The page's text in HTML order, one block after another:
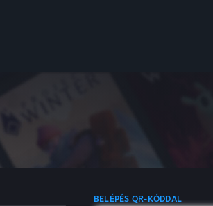
BELÉPÉS QR-KÓDDAL